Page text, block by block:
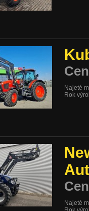
Najeté
Rok
Najeté